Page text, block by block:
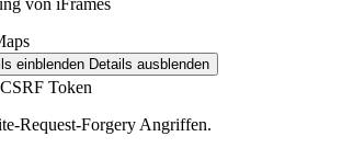
einblenden Details ausblenden
Token
Request-Forgery Angriffen.